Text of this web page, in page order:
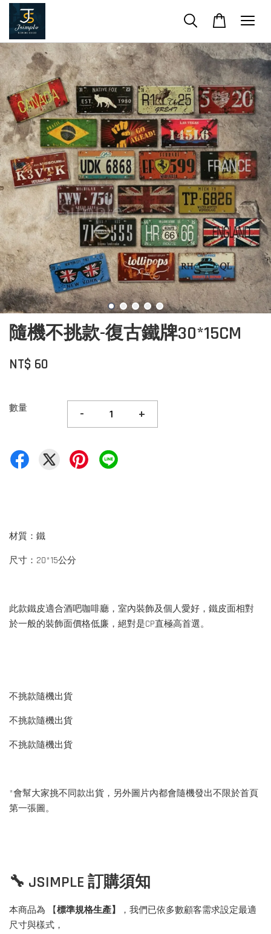
隨機不挑款-復古鐵牌30*15CM
NT$ 60
數量 - +
材質：鐵
尺寸：20*15公分
此款鐵皮適合酒吧咖啡廳，室內裝飾及個人愛好，鐵皮面相對
於一般的裝飾面價格低廉，絕對是CP直極高首選。
不挑款隨機出貨
不挑款隨機出貨
不挑款隨機出貨
*會幫大家挑不同款出貨，另外圖片內都會隨機發出不限於首頁
第一張圖。
🔧 JSIMPLE 訂購須知
本商品為 【標準規格生產】
，我們已依多數顧客需求設定最適
尺寸與樣式，